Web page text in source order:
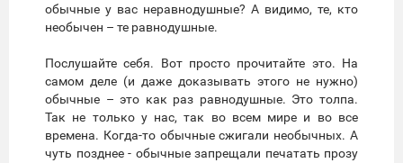
обычные у вас неравнодушные? А видимо, те, кто
необычен – те равнодушные.
Послушайте себя. Вот просто прочитайте это. На
самом деле (и даже доказывать этого не нужно)
обычные – это как раз равнодушные. Это толпа.
Так не только у нас, так во всем мире и во все
времена. Когда-то обычные сжигали необычных. А
чуть позднее - обычные запрещали печатать прозу